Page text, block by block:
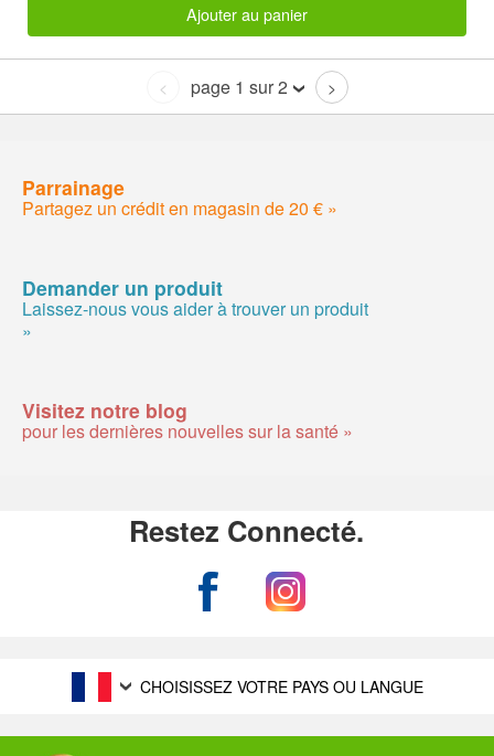
Ajouter au panier
< page 1 sur 2 >
Parrainage
Partagez un crédit en magasin de 20 € »
Demander un produit
Laissez-nous vous aider à trouver un produit
»
Visitez notre blog
pour les dernières nouvelles sur la santé »
Restez Connecté.
CHOISISSEZ VOTRE PAYS OU LANGUE